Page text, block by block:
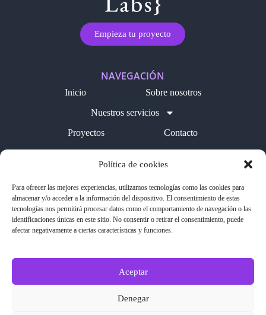
Política de cookies
Para ofrecer las mejores experiencias, utilizamos tecnologías como las cookies para
almacenar y/o acceder a la información del dispositivo. El consentimiento de estas
tecnologías nos permitirá procesar datos como el comportamiento de navegación o las
identificaciones únicas en este sitio. No consentir o retirar el consentimiento, puede
afectar negativamente a ciertas características y funciones.
Aceptar
Denegar
Empieza tu proyecto
NAVEGACIÓN
Inicio
Sobre nosotros
Nuestros servicios
Proyectos
Contacto
LEGAL
Política de cookies
Aviso legal
SÍGUENOS EN REDES